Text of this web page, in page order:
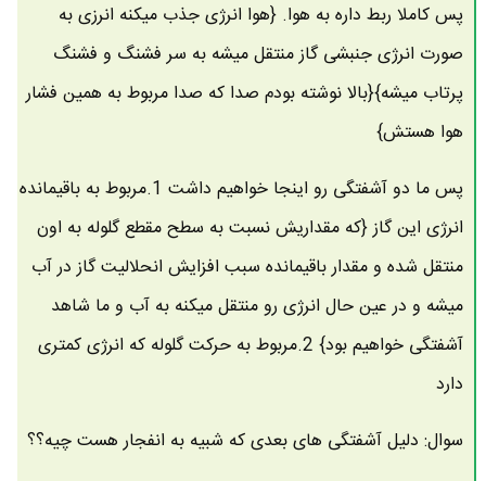
پس کاملا ربط داره به هوا. {هوا انرژی جذب میکنه انرزی به
صورت انرژی جنبشی گاز منتقل میشه به سر فشنگ و فشنگ
پرتاب میشه}{بالا نوشته بودم صدا که صدا مربوط به همین فشار
هوا هستش}
پس ما دو آشفتگی رو اینجا خواهیم داشت 1.مربوط به باقیمانده
انرژی این گاز {که مقداریش نسبت به سطح مقطع گلوله به اون
منتقل شده و مقدار باقیمانده سبب افزایش انحلالیت گاز در آب
میشه و در عین حال انرژی رو منتقل میکنه به آب و ما شاهد
آشفتگی خواهیم بود} 2.مربوط به حرکت گلوله که انرژی کمتری
دارد
سوال: دلیل آشفتگی های بعدی که شبیه به انفجار هست چیه؟؟